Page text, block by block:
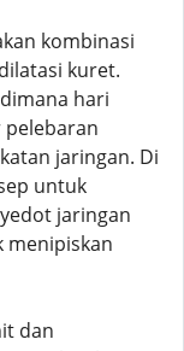
kombinasi
kuret.
hari
jaringan. Di
untuk
jaringan
menipiskan
dan